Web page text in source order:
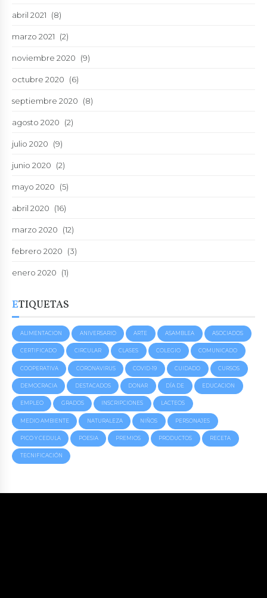
abril 2021 (8)
marzo 2021 (2)
noviembre 2020 (9)
octubre 2020 (6)
septiembre 2020 (8)
agosto 2020 (2)
julio 2020 (9)
junio 2020 (2)
mayo 2020 (5)
abril 2020 (16)
marzo 2020 (12)
febrero 2020 (3)
enero 2020 (1)
ETIQUETAS
ALIMENTACION ANIVERSARIO ARTE ASAMBLEA ASOCIADOS
CERTIFICADO CIRCULAR CLASES COLEGIO COMUNICADO
COOPERATIVA CORONAVIRUS COVID-19 CUIDADO CURSOS
DEMOCRACIA DESTACADOS DONAR DÍA DE EDUCACION
EMPLEO GRADOS INSCRIPCIONES LACTEOS
MEDIO AMBIENTE NATURALEZA NIÑOS PERSONAJES
PICO Y CEDULA POESIA PREMIOS PRODUCTOS RECETA
TECNIFICACIÓN